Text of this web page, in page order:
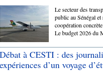
Le secteur des
public au Sénégal
coopération
Le budget 2026 du
Débat à CESTI : des
expériences d’un voyage